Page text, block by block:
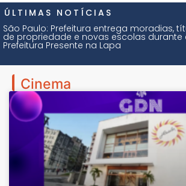
ÚLTIMAS NOTÍCIAS
São Paulo: Prefeitura entrega moradias,
de propriedade e novas escolas durante
Prefeitura Presente na Lapa
Cinema